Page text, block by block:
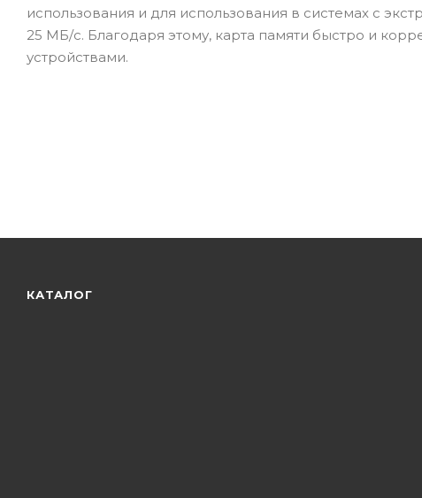
использования и для использования в системах с
25 МБ/с. Благодаря этому, карта памяти быстро и
устройствами.
КАТАЛОГ